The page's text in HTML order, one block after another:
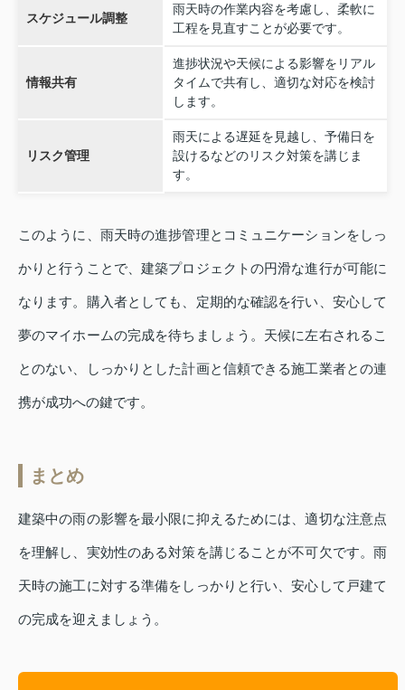
スケジュール調整
雨天時の作業内容を考慮し、柔軟に
工程を見直すことが必要です。
情報共有
進捗状況や天候による影響をリアル
タイムで共有し、適切な対応を検討
します。
リスク管理
雨天による遅延を見越し、予備日を
設けるなどのリスク対策を講じま
す。
このように、雨天時の進捗管理とコミュニケーションをしっ
かりと行うことで、建築プロジェクトの円滑な進行が可能に
なります。購入者としても、定期的な確認を行い、安心して
夢のマイホームの完成を待ちましょう。天候に左右されるこ
とのない、しっかりとした計画と信頼できる施工業者との連
携が成功への鍵です。
まとめ
建築中の雨の影響を最小限に抑えるためには、適切な注意点
を理解し、実効性のある対策を講じることが不可欠です。雨
天時の施工に対する準備をしっかりと行い、安心して戸建て
の完成を迎えましょう。